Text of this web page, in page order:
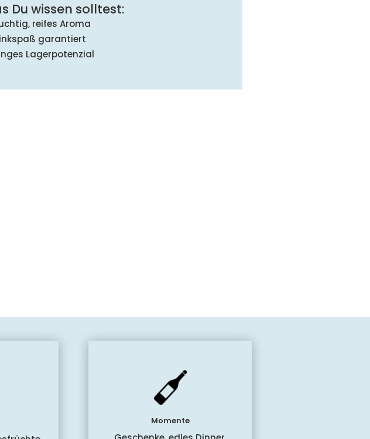
Du wissen solltest:
reifes Aroma
garantiert
Lagerpotenzial
Momente